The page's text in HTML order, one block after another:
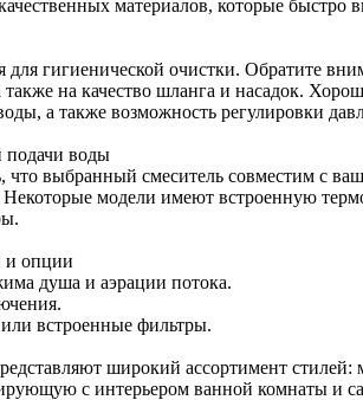
материалов, которые быстро
для гигиенической очистки. Обратите
также на качество шланга и насадок.
а также возможность регулировки
подачи воды
что выбранный смеситель совместим с
модели имеют встроенную
и опции
душа и аэрации потока.
встроенные фильтры.
широкий ассортимент
с интерьером ванной комнаты и